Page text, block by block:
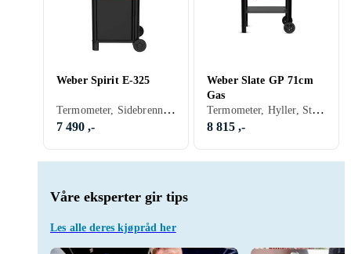
Våre eksperter gir tips
Les alle deres kjøpråd her
Weber Spirit E-325
Termometer, Sidebrennere, Varmerist, Hyller, Skap og skuffer, Stativ/vogn (Inkludert/ innebygget), Balkong, Grillvogn, Gassgrill
7 490 ,-
Weber Slate GP 71cm
Gas
Termometer, Hyller, Stativ/vogn (Inkludert/ innebygget), Grillvogn, Gassgrill
8 815 ,-